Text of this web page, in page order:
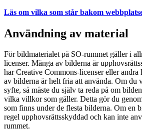
Läs om vilka som står bakom
Användning av material
För bildmaterialet på SO-rummet gäller i
licenser. Många av bilderna är
har Creative Commons-licenser eller andra
av bilderna är helt fria att använda. Om du
syfte, så måste du själv ta reda på om
vilka villkor som gäller. Detta gör du
som finns under de flesta bilderna. Om en
regel upphovsrättsskyddad och kan inte
rummet.